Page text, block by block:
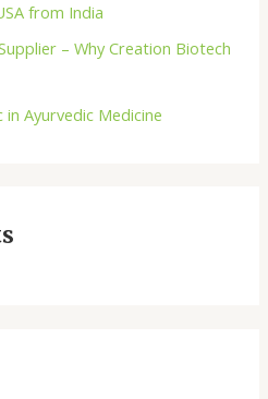
from India
– Why Creation Biotech
Ayurvedic Medicine